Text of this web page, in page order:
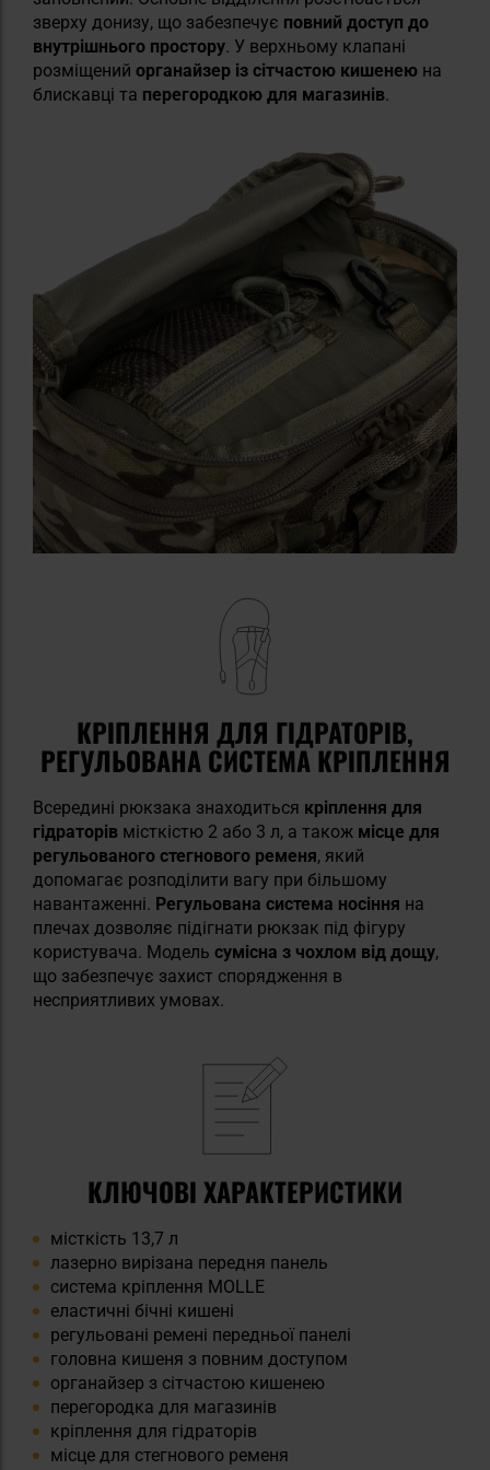
зверху донизу, що забезпечує повний доступ до
внутрішнього простору. У верхньому клапані
розміщений органайзер із сітчастою кишенею на
блискавці та перегородкою для магазинів.
КРІПЛЕННЯ ДЛЯ ГІДРАТОРІВ,
РЕГУЛЬОВАНА СИСТЕМА КРІПЛЕННЯ
Всередині рюкзака знаходиться кріплення для
гідраторів місткістю 2 або 3 л, а також місце для
регульованого стегнового ременя, який
допомагає розподілити вагу при більшому
навантаженні. Регульована система носіння на
плечах дозволяє підігнати рюкзак під фігуру
користувача. Модель сумісна з чохлом від дощу,
що забезпечує захист спорядження в
несприятливих умовах.
КЛЮЧОВІ ХАРАКТЕРИСТИКИ
місткість 13,7 л
лазерно вирізана передня панель
система кріплення MOLLE
еластичні бічні кишені
регульовані ремені передньої панелі
головна кишеня з повним доступом
органайзер з сітчастою кишенею
перегородка для магазинів
кріплення для гідраторів
місце для стегнового ременя